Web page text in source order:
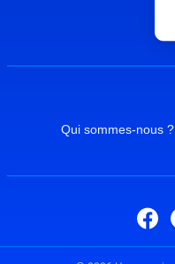
Qui sommes-nous ?